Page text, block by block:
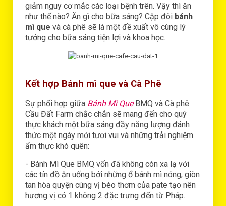
giảm nguy cơ mắc các loại bệnh trên. Vậy thì ăn
như thế nào? Ăn gì cho bữa sáng? Cặp đôi bánh
mì que và cà phê sẽ là một đề xuất vô cùng lý
tưởng cho bữa sáng tiện lợi và khoa học.
Kết hợp Bánh mì que và Cà Phê
Sự phối hợp giữa Bánh Mì QueBMQ và Cà phê
Cầu Đất Farm chắc chắn sẽ mang đến cho quý
thực khách một bữa sáng đầy năng lượng đánh
thức một ngày mới tươi vui và những trải nghiệm
ẩm thực khó quên:
- Bánh Mì Que BMQ vốn đã không còn xa lạ với
các tín đồ ăn uống bởi những ổ bánh mì nóng, giòn
tan hòa quyện cùng vị béo thơm của pate tạo nên
hương vị có 1 không 2 đặc trưng đến từ Pháp.